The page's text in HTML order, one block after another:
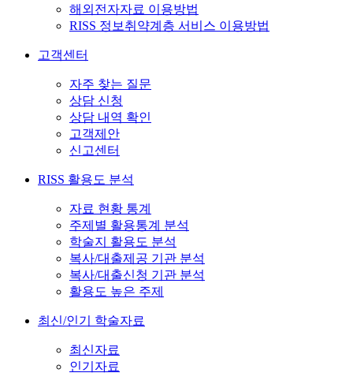
해외전자자료 이용방법
RISS 정보취약계층 서비스 이용방법
고객센터
자주 찾는 질문
상담 신청
상담 내역 확인
고객제안
신고센터
RISS 활용도 분석
자료 현황 통계
주제별 활용통계 분석
학술지 활용도 분석
복사/대출제공 기관 분석
복사/대출신청 기관 분석
활용도 높은 주제
최신/인기 학술자료
최신자료
인기자료